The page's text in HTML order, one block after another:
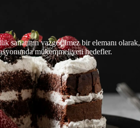
sanatının vazgeçilmez bir elemanı olarak,
mükemmeliyeti hedefler.